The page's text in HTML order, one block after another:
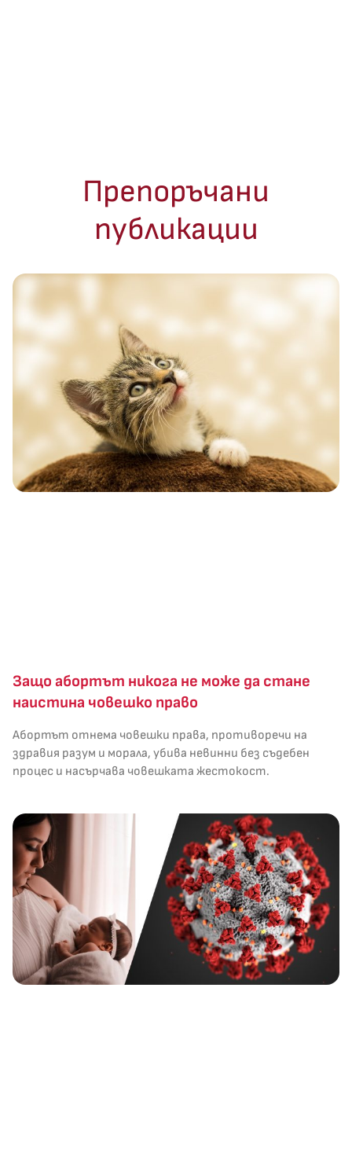
Препоръчани
публикации
Защо абортът никога не може да стане
наистина човешко право
Абортът отнема човешки права, противоречи на
здравия разум и морала, убива невинни без съдебен
процес и насърчава човешката жестокост.